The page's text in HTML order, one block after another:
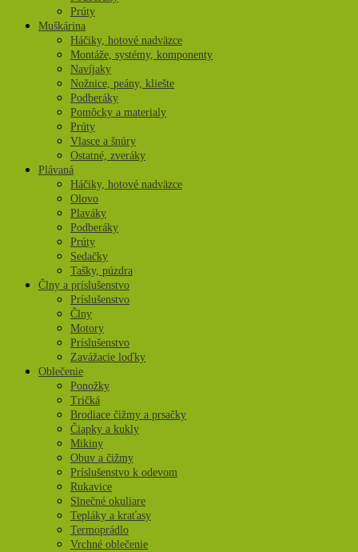
Prúty
Muškárina
Háčiky, hotové nadväzce
Montáže, systémy, komponenty
Navíjaky
Nožnice, peány, kliešte
Podberáky
Pomôcky a materialy
Prúty
Vlasce a šnúry
Ostatné, zveráky
Plávaná
Háčiky, hotové nadväzce
Olovo
Plaváky
Podberáky
Prúty
Sedačky
Tašky, púzdra
Člny a príslušenstvo
Príslušenstvo
Člny
Motory
Príslušenstvo
Zavážacie loďky
Oblečenie
Ponožky
Tričká
Brodiace čižmy a prsačky
Čiapky a kukly
Mikiny
Obuv a čižmy
Príslušenstvo k odevom
Rukavice
Slnečné okuliare
Tepláky a kraťasy
Termoprádlo
Vrchné oblečenie